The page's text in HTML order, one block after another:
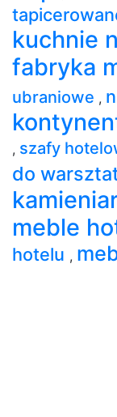
kuchnie
fabryka
ubraniowe ,
, szafy
do
meble
hotelu ,